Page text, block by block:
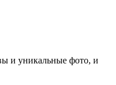
и уникальные фото, и